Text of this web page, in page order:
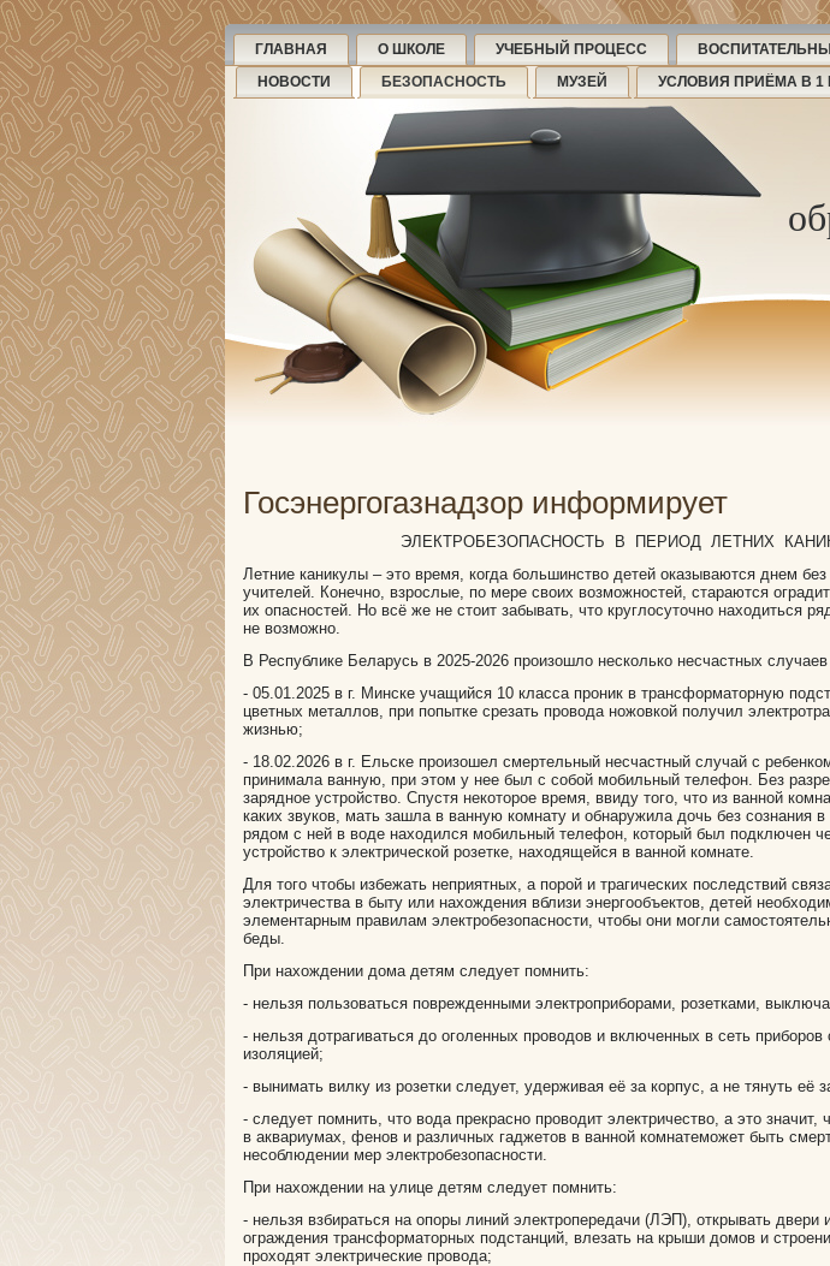
ГЛАВНАЯ О ШКОЛЕ УЧЕБНЫЙ ПРОЦЕСС
НОВОСТИ
БЕЗОПАСНОСТЬ МУЗЕЙ УСЛОВИЯ ПРИЁМА В 1
Госэнергогазнадзор информирует
ЭЛЕКТРОБЕЗОПАСНОСТЬ В ПЕРИОД ЛЕТНИХ
Летние каникулы – это время, когда большинство детей оказываются днем
учителей. Конечно, взрослые, по мере своих возможностей, стараются
их опасностей. Но всё же не стоит забывать, что круглосуточно находиться
не возможно.
В Республике Беларусь в 2025-2026 произошло несколько несчастных
- 05.01.2025 в г. Минске учащийся 10 класса проник в трансформаторную
цветных металлов, при попытке срезать провода ножовкой получил
жизнью;
- 18.02.2026 в г. Ельске произошел смертельный несчастный случай с
принимала ванную, при этом у нее был с собой мобильный телефон. Без
зарядное устройство. Спустя некоторое время, ввиду того, что из ванной
каких звуков, мать зашла в ванную комнату и обнаружила дочь без сознания
рядом с ней в воде находился мобильный телефон, который был подключен
устройство к электрической розетке, находящейся в ванной комнате.
Для того чтобы избежать неприятных, а порой и трагических последствий
электричества в быту или нахождения вблизи энергообъектов, детей
элементарным правилам электробезопасности, чтобы они могли
беды.
При нахождении дома детям следует помнить:
- нельзя пользоваться поврежденными электроприборами, розетками,
- нельзя дотрагиваться до оголенных проводов и включенных в сеть
изоляцией;
- вынимать вилку из розетки следует, удерживая её за корпус, а не тянуть её
- следует помнить, что вода прекрасно проводит электричество, а это значит,
в аквариумах, фенов и различных гаджетов в ванной комнатеможет быть
несоблюдении мер электробезопасности.
При нахождении на улице детям следует помнить:
- нельзя взбираться на опоры линий электропередачи (ЛЭП), открывать двери
ограждения трансформаторных подстанций, влезать на крыши домов и
проходят электрические провода;